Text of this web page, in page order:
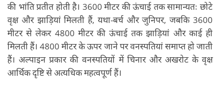
की भांति प्रतीत होती है। 3600 मीटर की ऊंचाई तक सामान्यतः छोटे
वृक्ष और झाड़ियां मिलती हैं, यथा-बर्च और जुनिपर, जबकि 3600
मीटर से लेकर 4800 मीटर की ऊंचाई तक झाड़ियां और काई ही
मिलती हैं। 4800 मीटर के ऊपर जाने पर वनस्पतियां समाप्त हो जाती
हैं। अल्पाइन प्रकार की वनस्पतियों में चिनार और अखरोट के वृक्ष
आर्थिक दृष्टि से अत्यधिक महत्वपूर्ण हैं।